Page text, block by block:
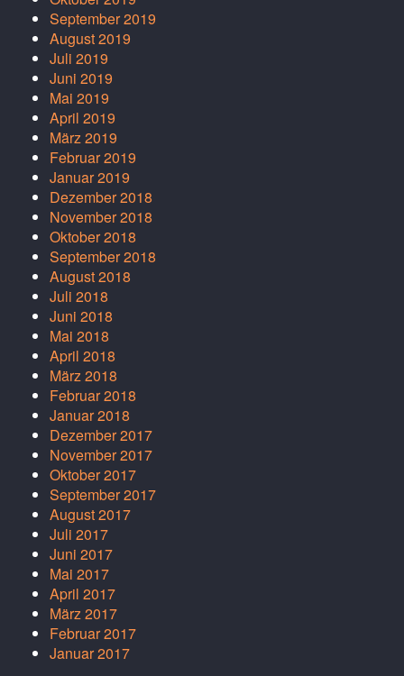
September 2019
August 2019
Juli 2019
Juni 2019
Mai 2019
April 2019
März 2019
Februar 2019
Januar 2019
Dezember 2018
November 2018
Oktober 2018
September 2018
August 2018
Juli 2018
Juni 2018
Mai 2018
April 2018
März 2018
Februar 2018
Januar 2018
Dezember 2017
November 2017
Oktober 2017
September 2017
August 2017
Juli 2017
Juni 2017
Mai 2017
April 2017
März 2017
Februar 2017
Januar 2017